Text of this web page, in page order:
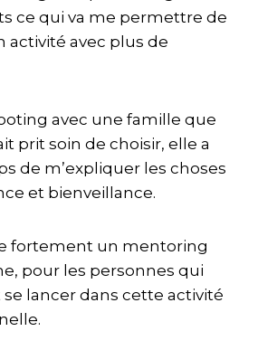
ce qui va me permettre de
activité avec plus de
avec une famille que
prit soin de choisir, elle a
de m’expliquer les choses
et bienveillance.
fortement un mentoring
pour les personnes qui
lancer dans cette activité